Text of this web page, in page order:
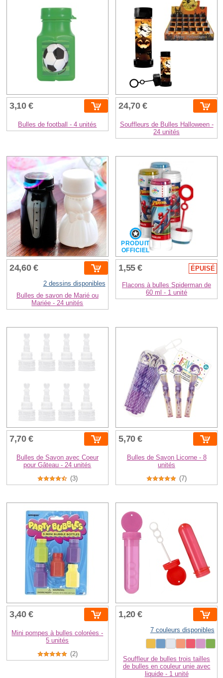
3,10 €
Bulles de football - 4 unités
24,70 €
Souffleurs de Bulles Halloween -
24 unités
24,60 €
2 dessins disponibles
Bulles de savon de Marié ou
Mariée - 24 unités
PRODUIT
OFFICIEL
1,55 € ÉPUISÉ
Flacons à bulles Spiderman de
60 ml - 1 unité
7,70 €
Bulles de Savon avec Coeur
pour Gâteau - 24 unités
(3)
5,70 €
Bulles de Savon Licorne - 8
unités
(7)
3,40 €
Mini pompes à bulles colorées -
5 unités
(2)
1,20 €
7 couleurs disponibles
Souffleur de bulles trois tailles
de bulles en couleur unie avec
liquide - 1 unité